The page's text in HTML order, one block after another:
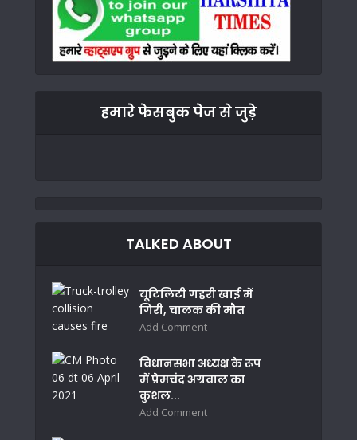
हमारे फेसबुक पेज से जुड़े
TALKED ABOUT
यूटिलिटी गहरी खाई में
गिरी, चालक की मौत
Add Comment
विधानसभा अध्यक्ष के रूप
में प्रेमचंद अग्रवाल का
कुशल...
Add Comment